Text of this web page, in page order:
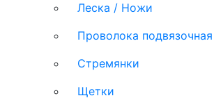
Леска / Ножи
Проволока подвязочная
Стремянки
Щетки